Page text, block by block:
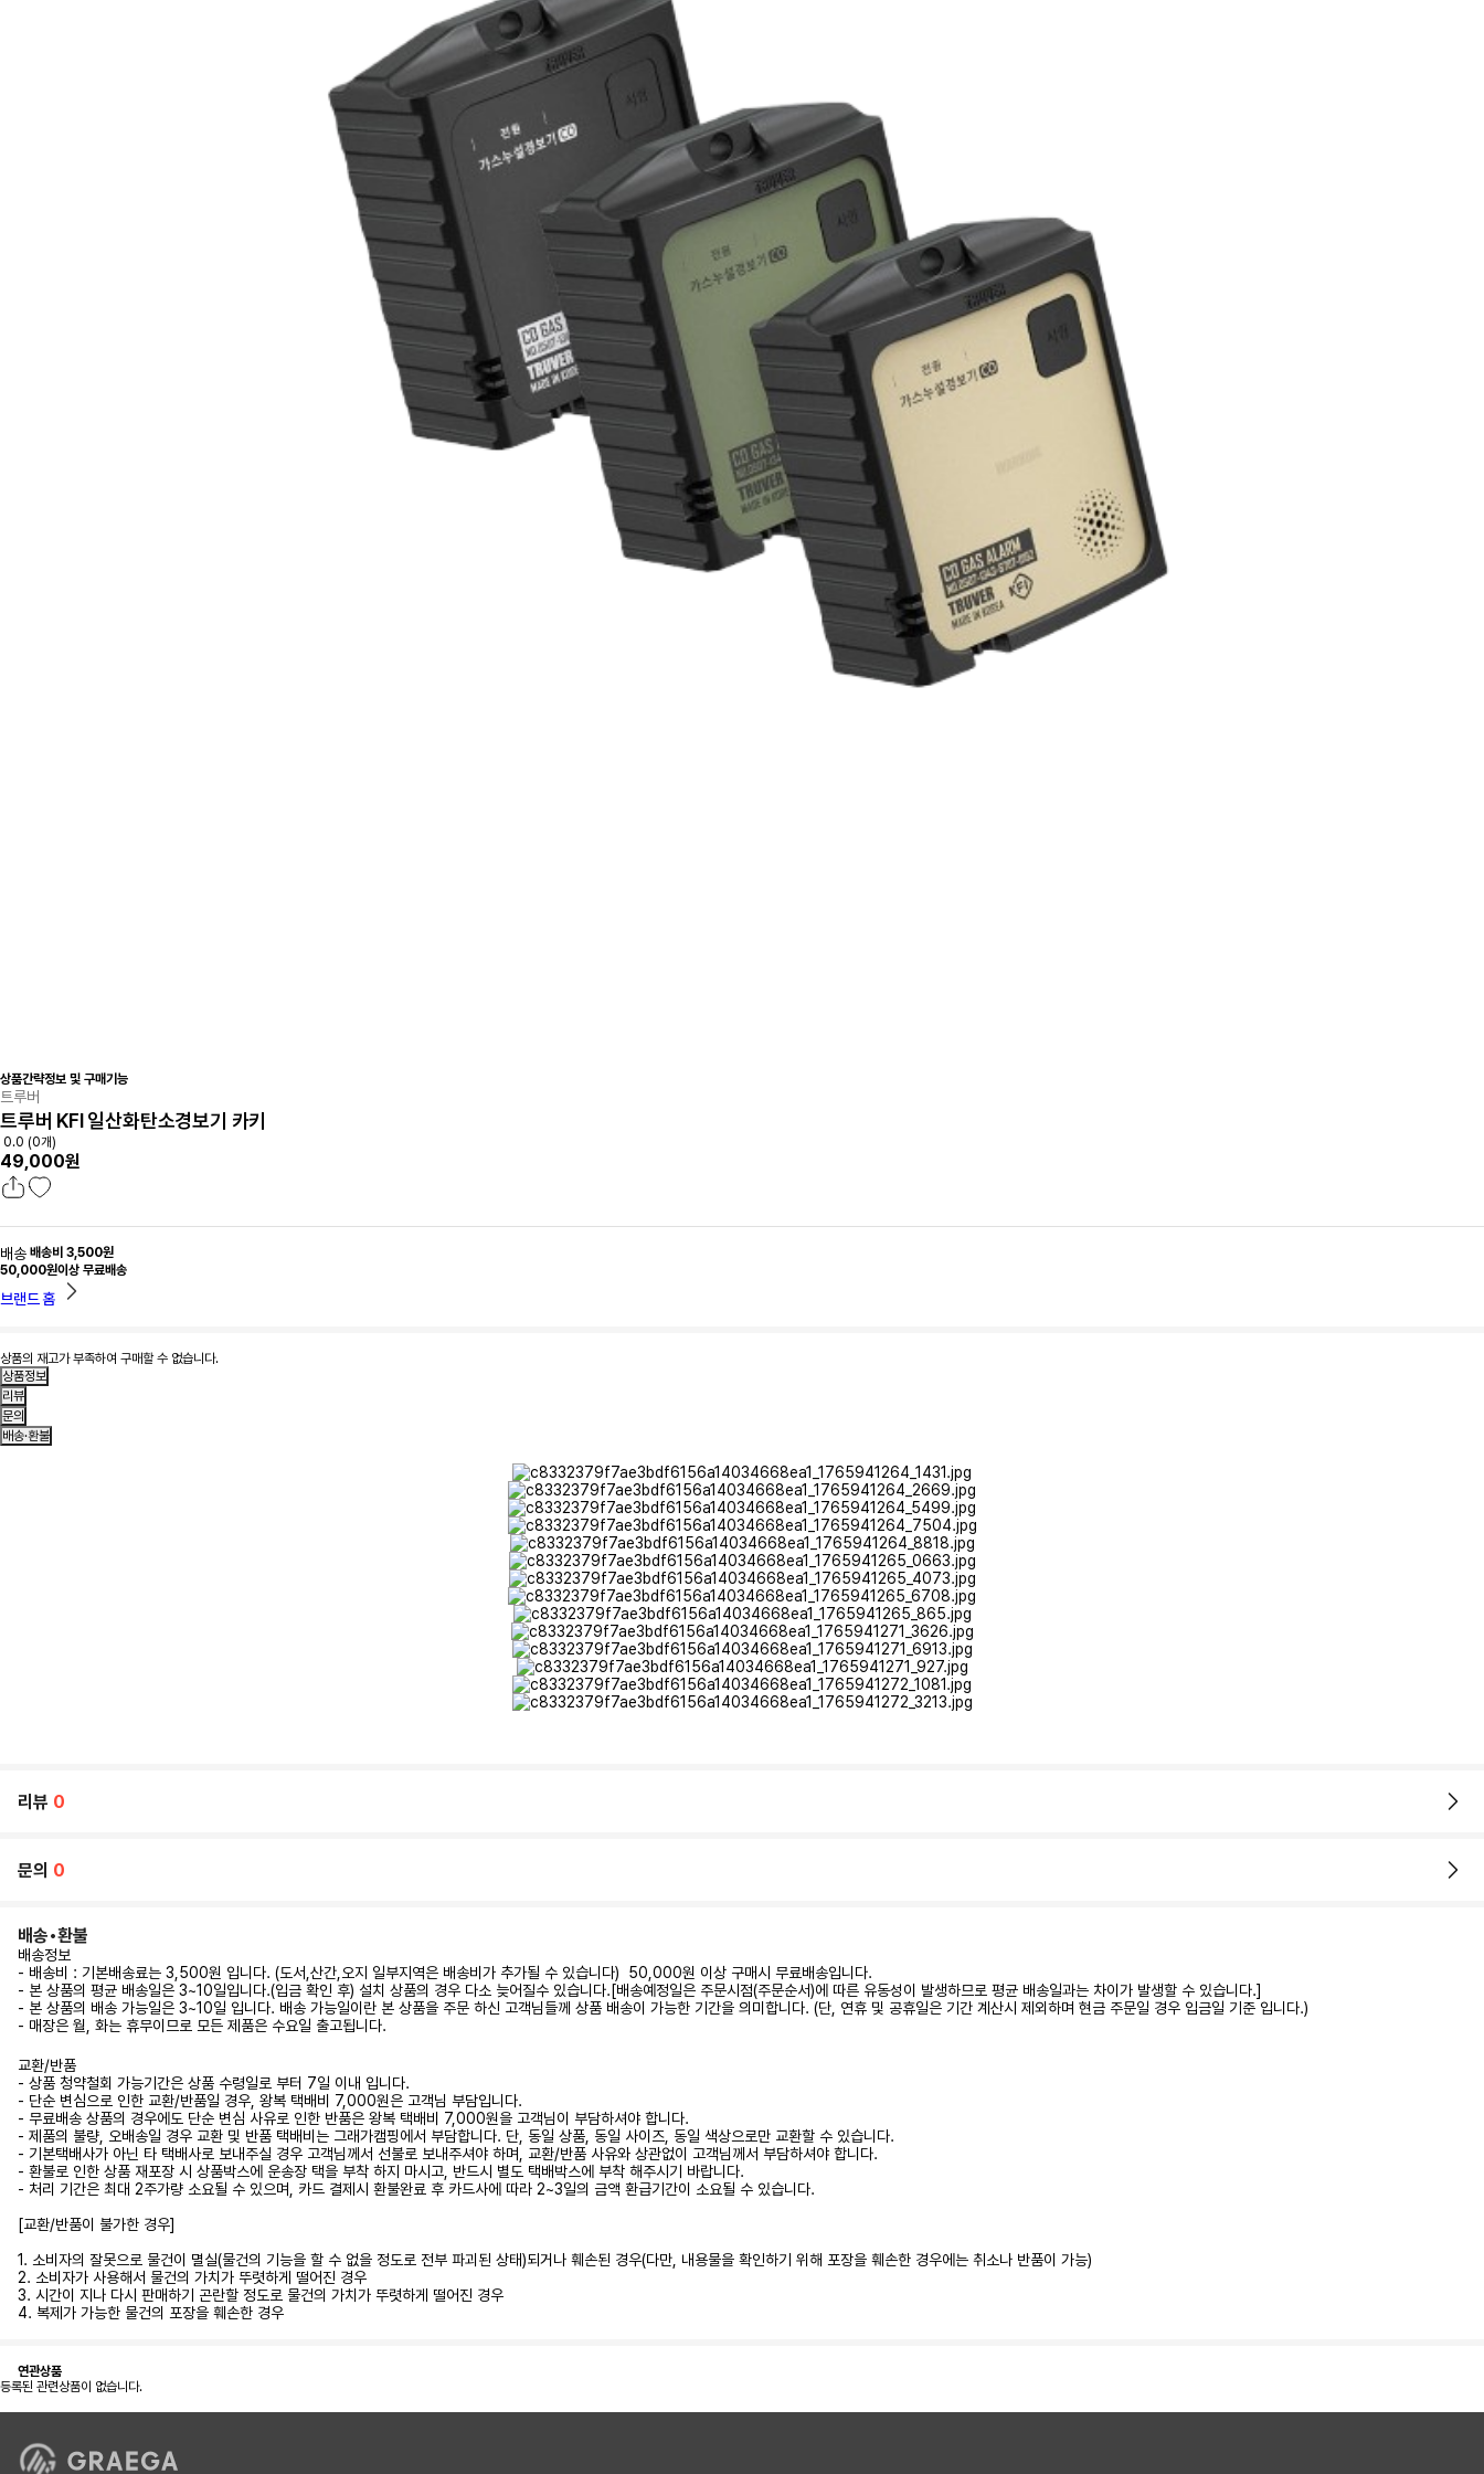
상품간략정보 및 구매기능
트루버
트루버 KFI 일산화탄소경보기 카키
0.0 (0개)
49,000원
배송 배송비 3,500원
50,000원이상 무료배송
브랜드 홈
상품의 재고가 부족하여 구매할 수 없습니다.
상품정보
리뷰
문의
배송·환불
리뷰 0
문의 0
배송•환불
배송정보
- 배송비 : 기본배송료는 3,500원 입니다. (도서,산간,오지 일부지역은 배송비가 추가될 수 있습니다) 50,000원 이상 구매시 무료배송입니다.
- 본 상품의 평균 배송일은 3~10일입니다.(입금 확인 후) 설치 상품의 경우 다소 늦어질수 있습니다.[배송예정일은 주문시점(주문순서)에 따른 유동성이 발생하므로 평균 배송일과는 차이가 발생할 수 있습니다.]
- 본 상품의 배송 가능일은 3~10일 입니다. 배송 가능일이란 본 상품을 주문 하신 고객님들께 상품 배송이 가능한 기간을 의미합니다. (단, 연휴 및 공휴일은 기간 계산시 제외하며 현금 주문일 경우 입금일 기준 입니다.)
- 매장은 월, 화는 휴무이므로 모든 제품은 수요일 출고됩니다.
교환/반품
- 상품 청약철회 가능기간은 상품 수령일로 부터 7일 이내 입니다.
- 단순 변심으로 인한 교환/반품일 경우, 왕복 택배비 7,000원은 고객님 부담입니다.
- 무료배송 상품의 경우에도 단순 변심 사유로 인한 반품은 왕복 택배비 7,000원을 고객님이 부담하셔야 합니다.
- 제품의 불량, 오배송일 경우 교환 및 반품 택배비는 그래가캠핑에서 부담합니다. 단, 동일 상품, 동일 사이즈, 동일 색상으로만 교환할 수 있습니다.
- 기본택배사가 아닌 타 택배사로 보내주실 경우 고객님께서 선불로 보내주셔야 하며, 교환/반품 사유와 상관없이 고객님께서 부담하셔야 합니다.
- 환불로 인한 상품 재포장 시 상품박스에 운송장 택을 부착 하지 마시고, 반드시 별도 택배박스에 부착 해주시기 바랍니다.
- 처리 기간은 최대 2주가량 소요될 수 있으며, 카드 결제시 환불완료 후 카드사에 따라 2~3일의 금액 환급기간이 소요될 수 있습니다.
[교환/반품이 불가한 경우]
1. 소비자의 잘못으로 물건이 멸실(물건의 기능을 할 수 없을 정도로 전부 파괴된 상태)되거나 훼손된 경우(다만, 내용물을 확인하기 위해 포장을 훼손한 경우에는 취소나 반품이 가능)
2. 소비자가 사용해서 물건의 가치가 뚜렷하게 떨어진 경우
3. 시간이 지나 다시 판매하기 곤란할 정도로 물건의 가치가 뚜렷하게 떨어진 경우
4. 복제가 가능한 물건의 포장을 훼손한 경우
연관상품
등록된 관련상품이 없습니다.